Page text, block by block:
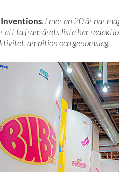
Inventions.I mer än 20 år har
att ta fram årets lista har
ambition och genomslag.